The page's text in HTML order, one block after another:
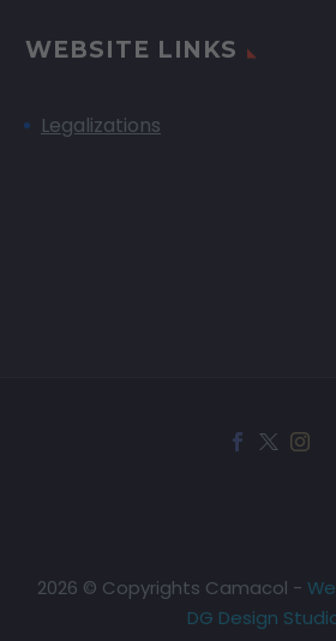
WEBSITE LINKS
Legalizations
2026 © Copyrights Camacol -
DG Design